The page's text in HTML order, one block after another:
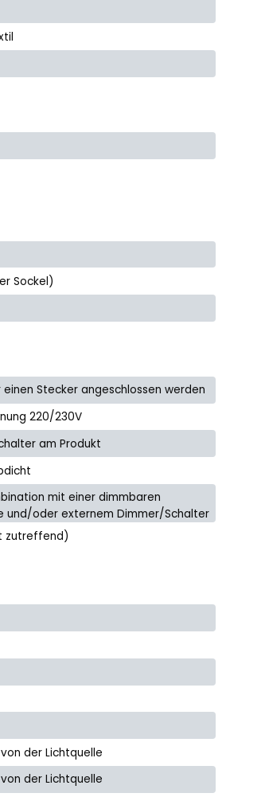
Sockel)
einen Stecker angeschlossen werden
220/230V
am Produkt
mit einer dimmbaren
und/oder externem Dimmer/Schalter
zutreffend)
der Lichtquelle
der Lichtquelle